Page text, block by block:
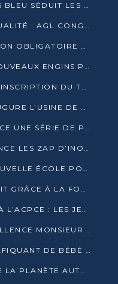
BASSIN DU CONGO : LE FONDS BLEU SÉDUIT LES BAILLEURS À BELÉM
JOURNÉE MONDIALE DE LA QUALITÉ : AGL CONGO FORME ET SENSIBILISE LES JEUNES TALENTS
L’ACPE LANCE LA CERTIFICATION OBLIGATOIRE DES CONTRATS DE TRAVAIL DES TRANSPORTEURS
POINTE-NOIRE SE DOTE DE NOUVEAUX ENGINS POUR L’ASSAINISSEMENT ET L’ENTRETIEN ROUTIER
DES MÉDECINS DEMANDENT L’INSCRIPTION DU TRAITEMENT DU PIED-BOT DANS LES CURSUS UNIVERSITAIRES
DÉNIS SASSOU N’GUESSO INAUGURE L’USINE DE VALORISATION DU GAZ ASSOCIÉ
DENIS SASSOU-N’GUESSO LANCE UNE SÉRIE DE PROJETS DANS LE KOUILOU
AGRICULTURE : LE CONGO LANCE LES ZAP D’INONI ET YONO
BE GREEN ACADEMY : UNE NOUVELLE ÉCOLE POUR LES MÉTIERS DE L’ÉCOLOGIE À POINTE-NOIRE
L’ÉCOLE PIERRE NZOKO RENAIT GRÂCE À LA FONDATION MUCODEC
JOURNÉE PORTES OUVERTES À L’ACPCE : LES JEUNES EN IMMERSION DANS L’ENTREPRISE
LETTRE OUVERTE A SON EXCELLENCE MONSIEUR DENIS SASSOU NGUESSO, PRESIDENT DE LAREPUBLIQUE DU CONGO
MADINGOU : UN PRÉSUMÉ TRAFIQUANT DE BÉBÉ CHIMPANZÉ FIXÉ SUR SON SORT LE 20 NOVEMBRE
À BELÉM, LE CONGO MOBILISE LA PLANÈTE AUTOUR DU FONDS BLEU POUR LE BASSIN DU CONGO